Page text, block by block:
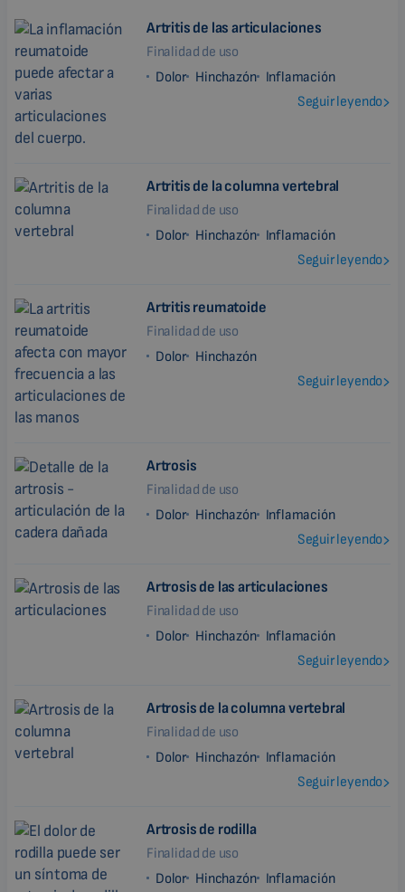
Artritis de las articulaciones
Finalidad de uso
Dolor Hinchazón
Inflamación
Seguir leyendo
Artritis de la columna vertebral
Finalidad de uso
Dolor Hinchazón
Inflamación
Seguir leyendo
Artritis reumatoide
Finalidad de uso
Dolor Hinchazón
Seguir leyendo
Artrosis
Finalidad de uso
Dolor Hinchazón
Inflamación
Seguir leyendo
Artrosis de las articulaciones
Finalidad de uso
Dolor Hinchazón
Inflamación
Seguir leyendo
Artrosis de la columna vertebral
Finalidad de uso
Dolor Hinchazón
Inflamación
Seguir leyendo
Artrosis de rodilla
Finalidad de uso
Dolor Hinchazón Inflamación